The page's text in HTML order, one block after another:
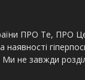
ПРО Те, ПРО
не завжди